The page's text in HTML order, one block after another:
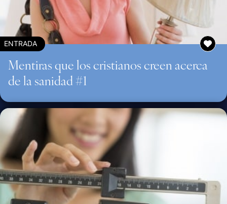
ENTRADA
Mentiras que los cristianos creen acerca
de la sanidad #1